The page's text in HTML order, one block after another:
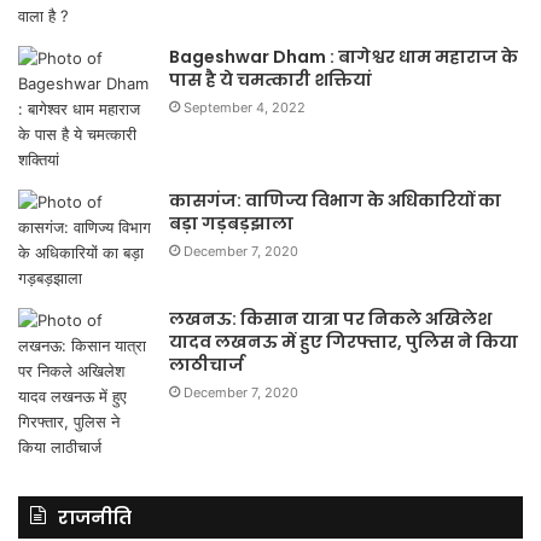
Bageshwar Dham : बागेश्वर धाम महाराज के
पास है ये चमत्कारी शक्तियां
September 4, 2022
कासगंज: वाणिज्य विभाग के अधिकारियों का
बड़ा गड़बड़झाला
December 7, 2020
लखनऊ: किसान यात्रा पर निकले अखिलेश
यादव लखनऊ में हुए गिरफ्तार, पुलिस ने किया
लाठीचार्ज
December 7, 2020
राजनीति